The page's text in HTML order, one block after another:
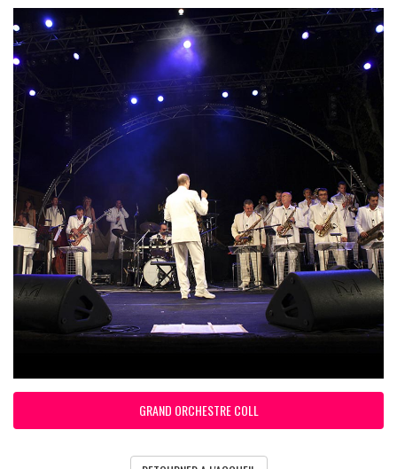
GRAND ORCHESTRE COLL